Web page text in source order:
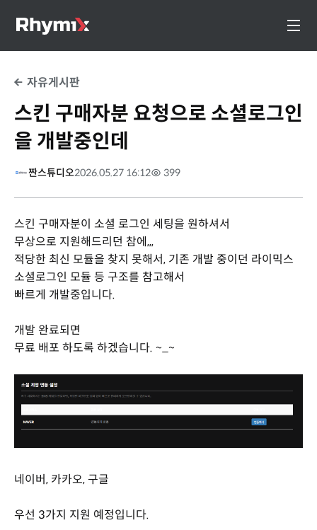
자유게시판
스킨 구매자분 요청으로 소셜로그인
을 개발중인데
짠스튜디오2026.05.27 16:12 399
스킨 구매자분이 소셜 로그인 세팅을 원하셔서
무상으로 지원해드리던 참에,,,
적당한 최신 모듈을 찾지 못해서, 기존 개발 중이던 라이믹스
소셜로그인 모듈 등 구조를 참고해서
빠르게 개발중입니다.
개발 완료되면
무료 배포 하도록 하겠습니다. ~_~
네이버, 카카오, 구글
우선 3가지 지원 예정입니다.